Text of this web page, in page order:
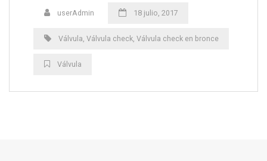
userAdmin 18 julio, 2017
Válvula Válvula check, Válvula check en bronce
Válvula